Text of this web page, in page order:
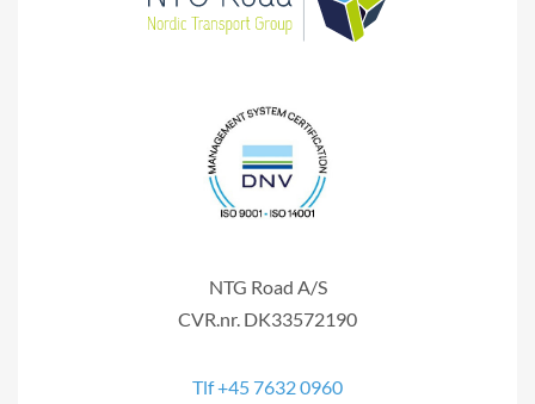
NTG Road A/S
CVR.nr. DK33572190
Tlf +45 7632 0960